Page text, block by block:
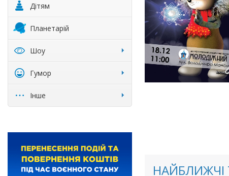
Дітям
Планетарій
Шоу
Гумор
Інше
НАЙБЛИЖЧІ